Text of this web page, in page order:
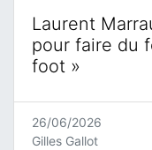
Laurent
pour faire du
foot »
26/06/2026
Gilles Gallot